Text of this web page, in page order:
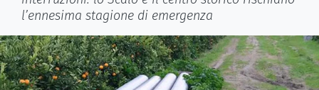
l’ennesima stagione di emergenza